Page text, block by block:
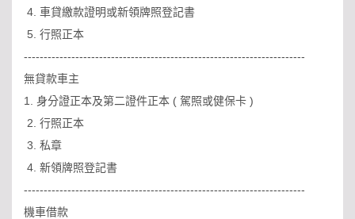
4. 車貸繳款證明或新領牌照登記書
5. 行照正本
-----------------------------------------------------------------------
無貸款車主
1. 身分證正本及第二證件正本 ( 駕照或健保卡 )
2. 行照正本
3. 私章
4. 新領牌照登記書
-----------------------------------------------------------------------
機車借款